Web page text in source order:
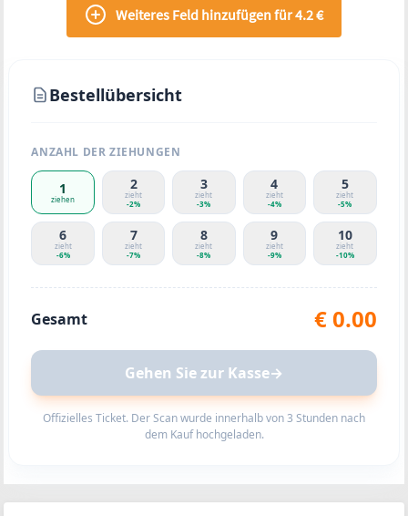
Weiteres Feld hinzufügen für 4.2 €
Bestellübersicht
ANZAHL DER ZIEHUNGEN
1
ziehen
2
zieht
-2%
3
zieht
-3%
4
zieht
-4%
5
zieht
-5%
6
zieht
-6%
7
zieht
-7%
8
zieht
-8%
9
zieht
-9%
10
zieht
-10%
Gesamt €0.00
Gehen Sie zur Kasse→
Offizielles Ticket. Der Scan wurde innerhalb von 3 Stunden nach
dem Kauf hochgeladen.